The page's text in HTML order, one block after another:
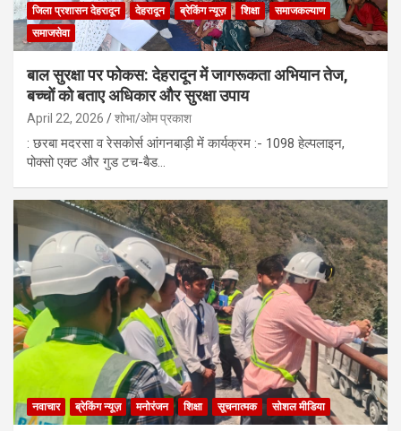
जिला प्रशासन देहरादून देहरादून ब्रेकिंग न्यूज़ शिक्षा
समाजकल्याण
समाजसेवा
बाल सुरक्षा पर फोकस: देहरादून में जागरूकता अभियान तेज,
बच्चों को बताए अधिकार और सुरक्षा उपाय
April 22, 2026 शोभा/ओम प्रकाश
: छरबा मदरसा व रेसकोर्स आंगनबाड़ी में कार्यक्रम :- 1098 हेल्पलाइन,
पोक्सो एक्ट और गुड टच-बैड…
नवाचार ब्रेकिंग न्यूज़ मनोरंजन शिक्षा सूचनात्मक सोशल मीडिया